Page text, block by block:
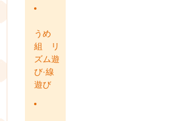
うめ
組 リ
ズム遊
び·線
遊び